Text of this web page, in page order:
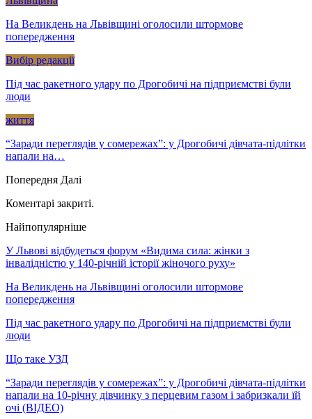
На Великдень на Львівщині оголосили штормове
попередження
Вибір редакції
Під час ракетного удару по Дрогобичі на підприємстві були
люди
життя
“Заради переглядів у сомережах”: у Дрогобичі дівчата-підлітки
напали на…
Попередня Далі
Коментарі закриті.
Найпопулярніше
У Львові відбудеться форум «Видима сила: жінки з
інвалідністю у 140-річній історії жіночого руху»
На Великдень на Львівщині оголосили штормове
попередження
Під час ракетного удару по Дрогобичі на підприємстві були
люди
Що таке УЗД
“Заради переглядів у сомережах”: у Дрогобичі дівчата-підлітки
напали на 10-річну дівчинку з перцевим газом і забризкали їй
очі (ВІДЕО)